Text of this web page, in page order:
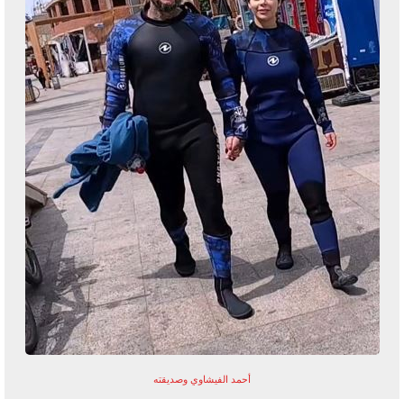
أحمد الفيشاوي وصديقته